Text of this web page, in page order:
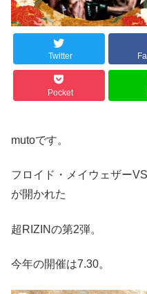
Twitter
Pocket
mutoです。
フロイド・メイウェザー
が開かれた
超RIZINの第2弾。
今年の開催は7.30。